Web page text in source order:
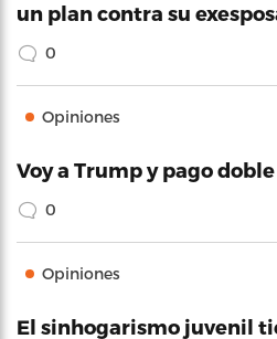
un plan contra su
0
Opiniones
Voy a Trump y pago doble
0
Opiniones
El sinhogarismo juvenil